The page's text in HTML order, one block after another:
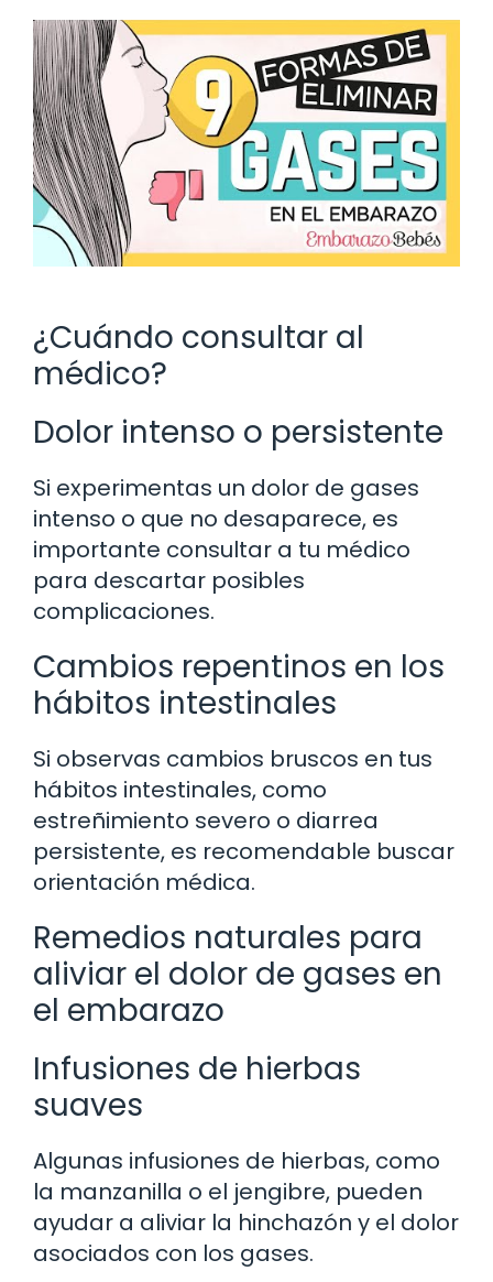
¿Cuándo consultar al
médico?
Dolor intenso o persistente
Si experimentas un dolor de gases
intenso o que no desaparece, es
importante consultar a tu médico
para descartar posibles
complicaciones.
Cambios repentinos en los
hábitos intestinales
Si observas cambios bruscos en tus
hábitos intestinales, como
estreñimiento severo o diarrea
persistente, es recomendable buscar
orientación médica.
Remedios naturales para
aliviar el dolor de gases en
el embarazo
Infusiones de hierbas
suaves
Algunas infusiones de hierbas, como
la manzanilla o el jengibre, pueden
ayudar a aliviar la hinchazón y el dolor
asociados con los gases.